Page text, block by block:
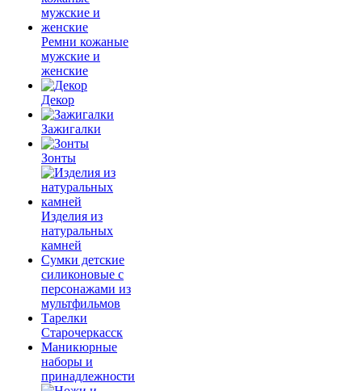
Ремни кожаные
мужские и
женские
Декор
Зажигалки
Зонты
Изделия из
натуральных
камней
Сумки детские
силиконовые с
персонажами из
мультфильмов
Тарелки
Старочеркасск
Маникюрные
наборы и
принадлежности